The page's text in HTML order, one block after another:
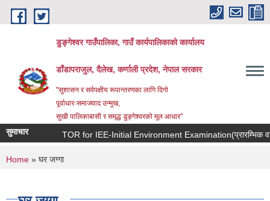
Skip to main content
डुङ्गेश्वर गाउँपालिका, गाउँ कार्यपालिकाको कार्यालय
डाँडापराजुल, दैलेख, कर्णाली प्रदेश, नेपाल सरकार
"सुशासन र सर्वपक्षीय रूपान्तरणका लागि दिगो
पूर्वाधारःसमाजवाद उन्मुख,
सुखी पालिकाबासी र समृद्ध डुङ्गेश्वरको मूल आधार"
सुमाचार TOR for IEE-Initial Environment Examination(प्रारम्भिक
You are here
Home » घर जग्गा